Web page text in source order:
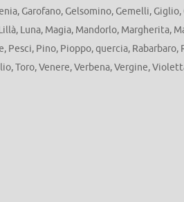
, Garofano, Gelsomino, Gemelli, Giglio,
, Luna, Magia, Mandorlo, Margherita,
, Pesci, Pino, Pioppo,quercia, Rabarbaro,
,Toro,Venere,Verbena,Vergine,